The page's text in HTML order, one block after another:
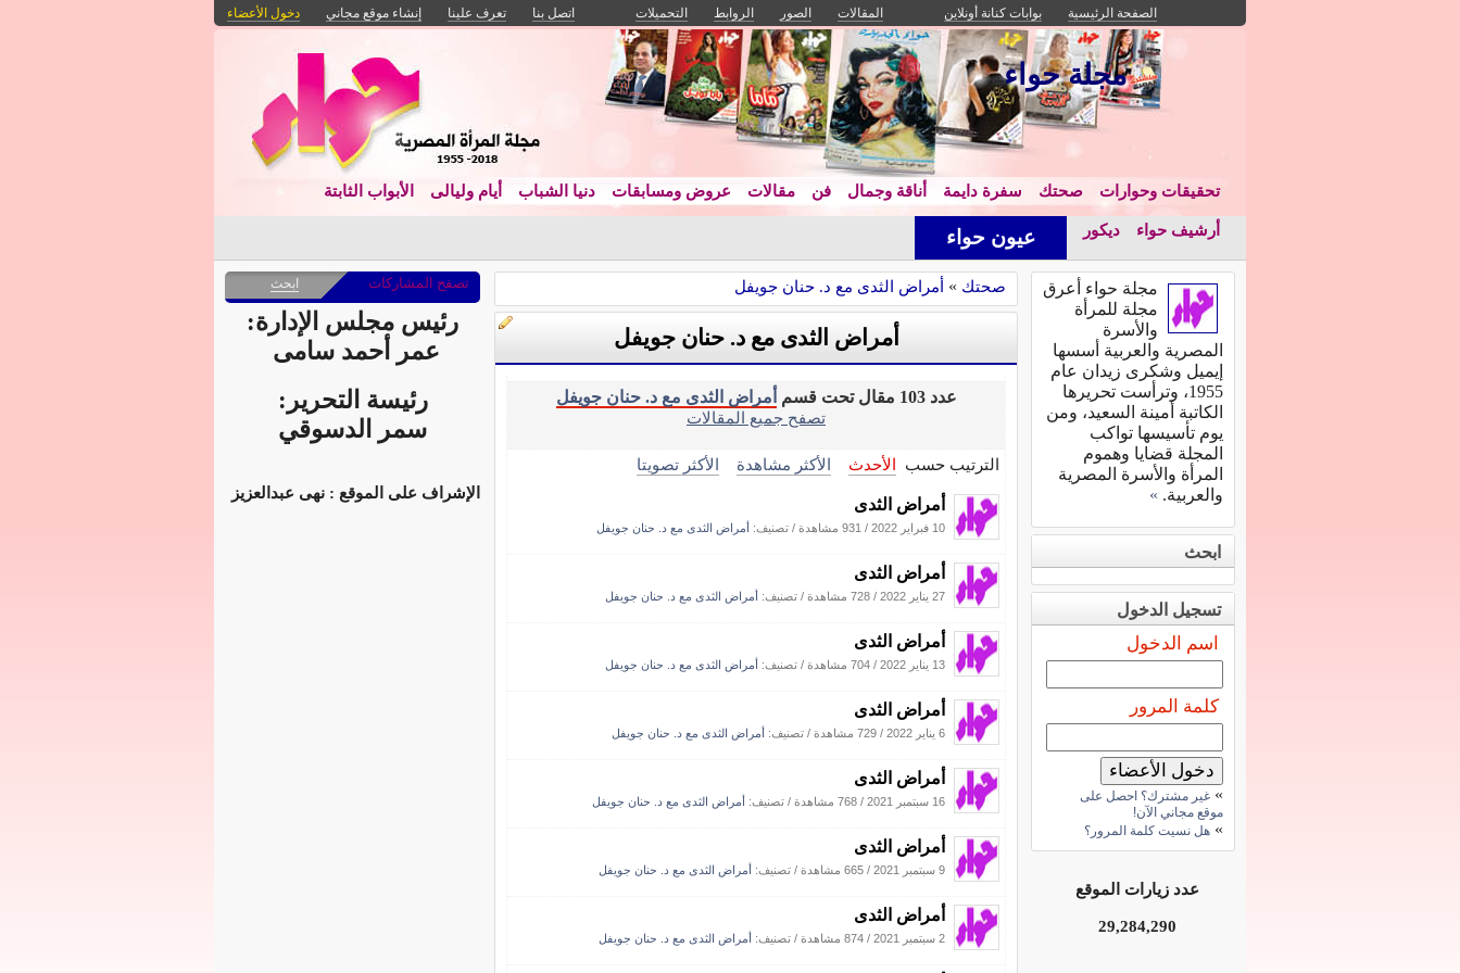
الصفحة الرئيسية بوابات كنانة أونلاين المقالات الصور الروابط التحميلات اتصل بنا تعرف علينا إنشاء موقع مجاني دخول الأعضاء
مجلة حواء
تحقيقات وحوارات صحتك سفرة دايمة أناقة وجمال فن مقالات عروض ومسابقات دنيا الشباب أيام وليالى الأبواب الثابتة
أرشيف حواء ديكور عيون حواء
صحتك » أمراض الثدى مع د. حنان جويفل
أمراض الثدى مع د. حنان جويفل
عدد 103 مقال تحت قسم
أمراض الثدى مع د. حنان جويفل
تصفح جميع المقالات
الترتيب حسب الأحدث الأكثر مشاهدة الأكثر تصويتا
أمراض الثدى
10 فبراير 2022 / 931 مشاهدة / تصنيف: أمراض الثدى مع د. حنان جويفل
أمراض الثدى
27 يناير 2022 / 728 مشاهدة / تصنيف: أمراض الثدى مع د. حنان جويفل
أمراض الثدى
13 يناير 2022 / 704 مشاهدة / تصنيف: أمراض الثدى مع د. حنان جويفل
أمراض الثدى
6 يناير 2022 / 729 مشاهدة / تصنيف: أمراض الثدى مع د. حنان جويفل
أمراض الثدى
16 سبتمبر 2021 / 768 مشاهدة / تصنيف: أمراض الثدى مع د. حنان جويفل
أمراض الثدى
9 سبتمبر 2021 / 665 مشاهدة / تصنيف: أمراض الثدى مع د. حنان جويفل
أمراض الثدى
2 سبتمبر 2021 / 874 مشاهدة / تصنيف: أمراض الثدى مع د. حنان جويفل
مجلة حواء أعرق
مجلة للمرأة
والأسرة
المصرية والعربية أسسها
إيميل وشكرى زيدان عام
1955، وترأست تحريرها
الكاتبة أمينة السعيد، ومن
يوم تأسيسها تواكب
المجلة قضايا وهموم
المرأة والأسرة المصرية
والعربية. »
ابحث
تسجيل الدخول
اسم الدخول
كلمة المرور
» غير مشترك؟ احصل على
موقع مجاني الآن!
» هل نسيت كلمة المرور؟
عدد زيارات الموقع
29,284,290
تصفح المشاركات ابحث
رئيس مجلس الإدارة:
عمر أحمد سامى
رئيسة التحرير:
سمر الدسوقي
الإشراف على الموقع : نهى عبدالعزيز